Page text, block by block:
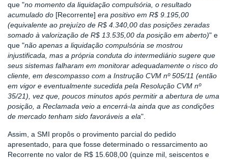
que "no momento da liquidação compulsória, o resultado
acumulado do [Recorrente] era positivo em R$ 9.195,00
(equivalente ao prejuízo de R$ 4.340,00 das posições zeradas
somado à valorização de R$ 13.535,00 da posição em aberto)" e
que "não apenas a liquidação compulsória se mostrou
injustificada, mas a própria conduta do intermediário sugere que
seus sistemas falharam em monitorar adequadamente o risco do
cliente, em descompasso com a Instrução CVM nº 505/11 (então
em vigor e eventualmente sucedida pela Resolução CVM nº
35/21), vez que, poucos minutos após permitir a abertura de uma
posição, a Reclamada veio a encerrá-la ainda que as condições
de mercado tenham sido favoráveis a ela".
Assim, a SMI propôs o provimento parcial do pedido
apresentado, para que fosse determinado o ressarcimento ao
Recorrente no valor de R$ 15.608,00 (quinze mil, seiscentos e